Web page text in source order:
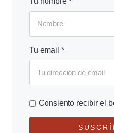
Tu email *
Consiento recibir el